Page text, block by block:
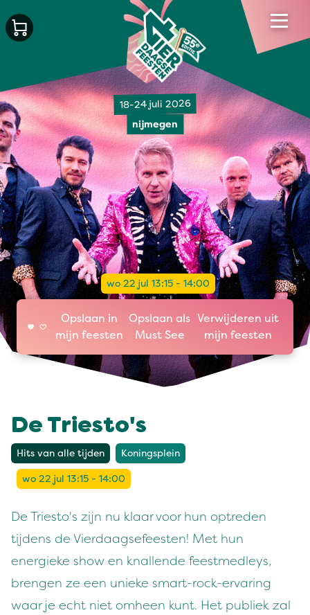
18-24 juli 2026
nijmegen
wo 22 jul 13:15 - 14:00
Opslaan in
mijn feesten
Opslaan als
Must See
Verwijderen uit
mijn feesten
De Triesto's
Hits van alle tijden Koningsplein
wo 22 jul 13:15 - 14:00
De Triesto's zijn nu klaar voor hun optreden
tijdens de Vierdaagsefeesten! Met hun
energieke show en knallende feestmedleys,
brengen ze een unieke smart-rock-ervaring
waar je echt niet omheen kunt. Het publiek zal